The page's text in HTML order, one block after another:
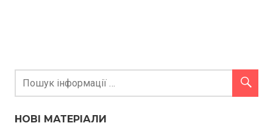
НОВІ МАТЕРІАЛИ